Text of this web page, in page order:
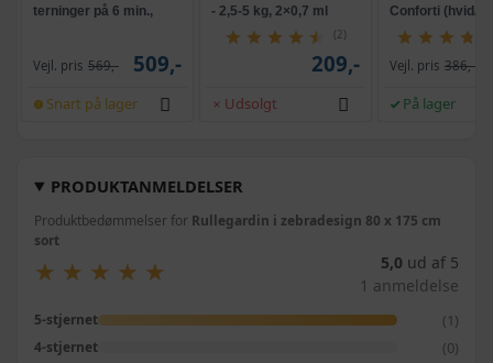
PRODUKTANMELDELSER
Produktbedømmelser for Rullegardin i zebradesign 80 x 175 cm
sort
★
★ ★
★ ★
★ ★
★ ★
★ 5,0 ud af 5
1 anmeldelse
5-stjernet (1)
4-stjernet (0)
terninger på 6 min.,
Vejl. pris 569,- 509,-
Snart på lager
- 2,5-5 kg, 2×0,7 ml
(2)
209,-
Udsolgt
Conforti (hvid/
Vejl. pris 386,-
På lager